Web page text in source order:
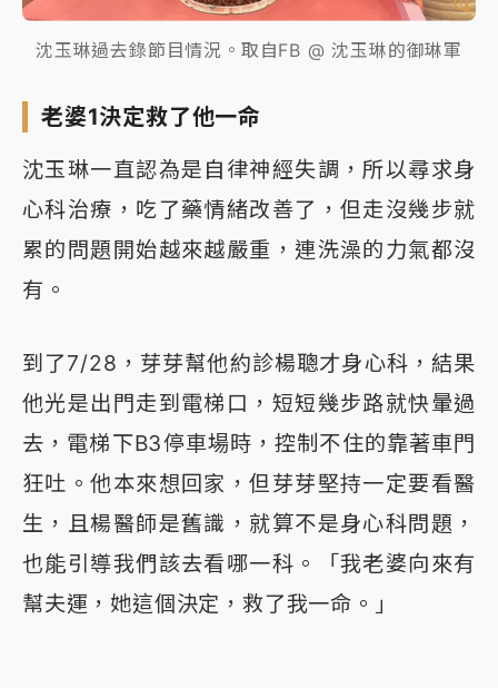
沈玉琳過去錄節目情況。取自FB @ 沈玉琳的御琳軍
老婆1決定救了他一命
沈玉琳一直認為是自律神經失調，所以尋求身
心科治療，吃了藥情緒改善了，但走沒幾步就
累的問題開始越來越嚴重，連洗澡的力氣都沒
有。
到了7/28，芽芽幫他約診楊聰才身心科，結果
他光是出門走到電梯口，短短幾步路就快暈過
去，電梯下B3停車場時，控制不住的靠著車門
狂吐。他本來想回家，但芽芽堅持一定要看醫
生，且楊醫師是舊識，就算不是身心科問題，
也能引導我們該去看哪一科。「我老婆向來有
幫夫運，她這個決定，救了我一命。」